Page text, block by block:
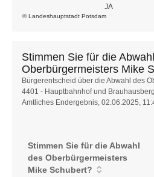
JA
© Landeshauptstadt Potsdam
Stimmen Sie für die
Oberbürgermeisters Mike
Stimmen
Sie
für
des
Oberbürgermeisters
Mike
Bürgerentscheid über die Abwahl des
4401 - Hauptbahnhof und
Amtliches Endergebnis, 02.06.2025,
Stimmen Sie für die Abwahl
des Oberbürgermeisters
Mike Schubert?